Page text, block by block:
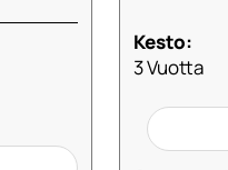
Kesto:
3 Vuotta